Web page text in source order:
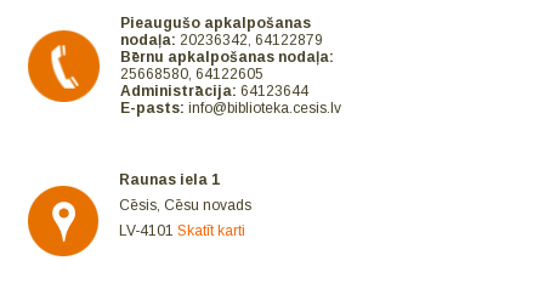
Pieaugušo apkalpošanas
nodaļa: 20236342, 64122879
Bērnu apkalpošanas nodaļa:
25668580, 64122605
Administrācija: 64123644
E-pasts: info@biblioteka.cesis.lv
Raunas iela 1
Cēsis, Cēsu novads
LV-4101Skatīt karti